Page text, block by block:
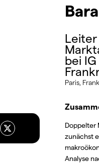
Leiter
bei IG
Paris,
Doppelter
zunächst
Analyse